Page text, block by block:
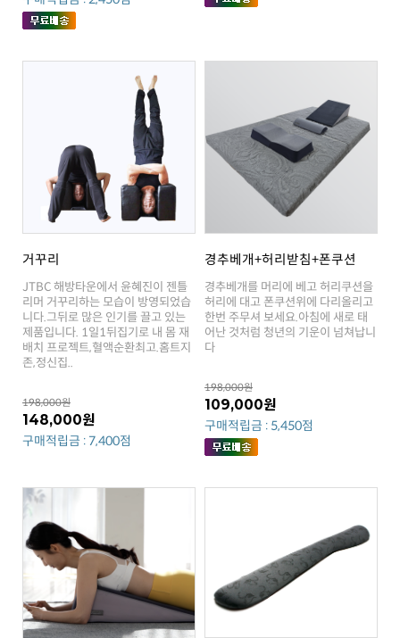
거꾸리
존,정신집..
198,000원
148,000원
구매적립금 : 7,400점
경추베개+허리받침+폰쿠션
다
198,000원
109,000원
구매적립금 : 5,450점